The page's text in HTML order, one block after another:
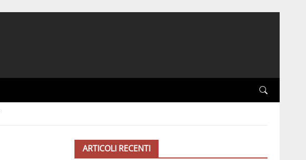
ARTICOLI RECENTI